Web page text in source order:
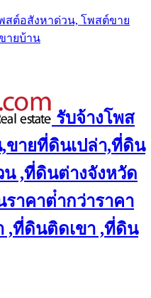
สต์อสังหาด่วน, โพสต์ขาย
ายบ้าน
รับจ้างโพส
ขายที่ดินเปล่า,ที่ดิน
,ที่ดินต่างจังหวัด
าคาต่ํากว่าราคา
,ที่ดินติดเขา ,ที่ดิน